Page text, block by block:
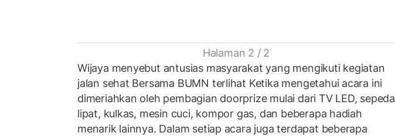
Halaman 2 / 2
Wijaya menyebut antusias masyarakat yang mengikuti kegiatan
jalan sehat Bersama BUMN terlihat Ketika mengetahui acara ini
dimeriahkan oleh pembagian doorprize mulai dari TV LED, sepeda
lipat, kulkas, mesin cuci, kompor gas, dan beberapa hadiah
menarik lainnya. Dalam setiap acara juga terdapat beberapa